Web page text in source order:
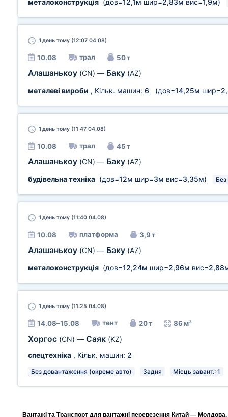
металоконструкція (дов=12,1м шир=2,83м вис=1,9м)
1 день тому (12:07 04.08)
10.08 трал 50 т
Алашанькоу (CN) — Баку (AZ)
металеві вироби , Кільк. машин: 6 (дов=14,25м шир=
1 день тому (11:47 04.08)
10.08 трал 45 т
Алашанькоу (CN) — Баку (AZ)
будівельна техніка (дов=12м шир=3м вис=3,35м)
1 день тому (11:40 04.08)
10.08 платформа 3,9 т
Алашанькоу (CN) — Баку (AZ)
металоконструкція (дов=12,24м шир=2,96м вис=
1 день тому (11:25 04.08)
14.08–15.08 тент 20 т 86 м³
Хоргос (CN) — Саяк (KZ)
спецтехніка , Кільк. машин: 2
Без довантаження (окреме авто) Задня Місць завант.: 1
Вантажі та Транспорт для вантажні перевезення Китай — Молдова,